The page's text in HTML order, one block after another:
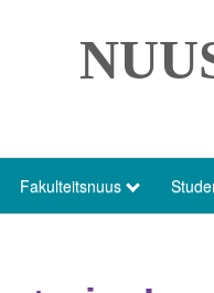
Fakulteitsnuus